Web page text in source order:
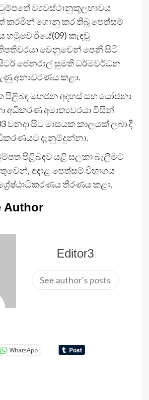
ව්‍යවස්ථානුකූලභාවය
කරමින් ගොනු කර තිබූ පෙත්සම්
හමුවේ ඊයේ(09) කැඳවූ
වෙනුවෙන් පෙනී සිටි
ජෙනරාල් සුමති ධර්මවර්ධන
අනාවරණය කළා.
මහජන අදහස් සහ යෝජනා
අධිකරණ අමාත්‍යවරයා විසින්
වනදා සිට මාසයක කාලයක් ලබා දී
දැනුම්දුන්නා.
පිළිබඳව යළි සලකා බැලීමට
අදාළ පෙත්සම් විභාගය
තීරණය කළා.
Author
Editor3
See author's posts
WhatsApp